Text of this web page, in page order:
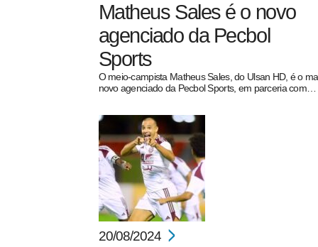
Matheus Sales é o novo
agenciado da Pecbol
Sports
O meio-campista Matheus Sales, do Ulsan HD, é o
novo agenciado da Pecbol Sports, em parceria com…
20/08/2024